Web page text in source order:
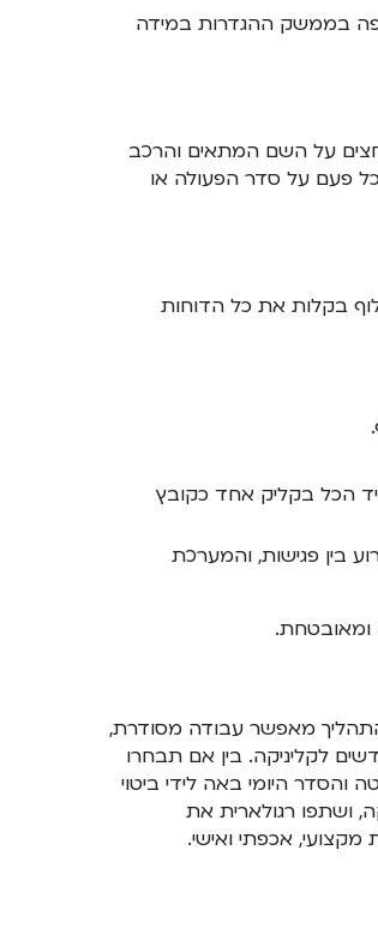
בממשק ההגדרות במידה
על השם המתאים והרכב
פעם על סדר הפעולה או
בקלות את כל הדוחות
הכל בקליק אחד כקובץ
בין פגישות, והמערכת
ומאובטחת.
התהליך מאפשר עבודה מסודרת,
לקליניקה. בין אם תבחרו
היומי באה לידי ביטוי
ושתפו רגולארית את
אכפתי ואישי.